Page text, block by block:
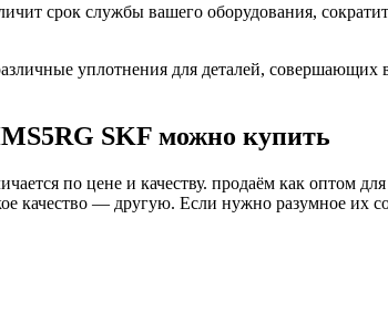
срок службы вашего оборудования,
уплотнения для деталей, совершающих
SKF можно купить
по цене и качеству. продаём как оптом
— другую. Если нужно разумное их